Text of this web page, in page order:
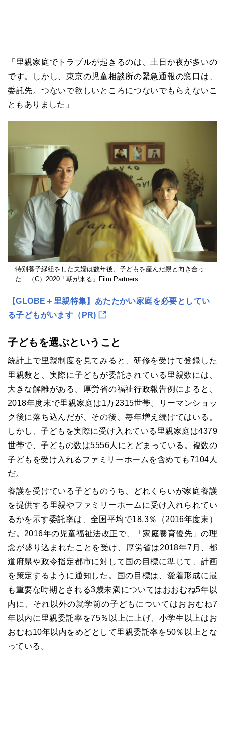
「里親家庭でトラブルが起きるのは、土日か夜が多いの
です。しかし、東京の児童相談所の緊急通報の窓口は、
委託先。つないで欲しいところにつないでもらえないこ
ともありました」
特別養子縁組をした夫婦は数年後、子どもを産んだ親と向き合っ
た （C）2020「朝が来る」Film Partners
【GLOBE＋里親特集】あたたかい家庭を必要としてい
る子どもがいます（PR)
子どもを選ぶということ
統計上で里親制度を見てみると、研修を受けて登録した
里親数と、実際に子どもが委託されている里親数には、
大きな解離がある。厚労省の福祉行政報告例によると、
2018年度末で里親家庭は1万2315世帯。リーマンショッ
ク後に落ち込んだが、その後、毎年増え続けてはいる。
しかし、子どもを実際に受け入れている里親家庭は4379
世帯で、子どもの数は5556人にとどまっている。複数の
子どもを受け入れるファミリーホームを含めても7104人
だ。
養護を受けている子どものうち、どれくらいが家庭養護
を提供する里親やファミリーホームに受け入れられてい
るかを示す委託率は、全国平均で18.3％（2016年度末）
だ。2016年の児童福祉法改正で、「家庭養育優先」の理
念が盛り込まれたことを受け、厚労省は2018年7月、都
道府県や政令指定都市に対して国の目標に準じて、計画
を策定するように通知した。国の目標は、愛着形成に最
も重要な時期とされる3歳未満についてはおおむね5年以
内に、それ以外の就学前の子どもについてはおおむね7
年以内に里親委託率を75％以上に上げ、小学生以上はお
おむね10年以内をめどとして里親委託率を50％以上とな
っている。